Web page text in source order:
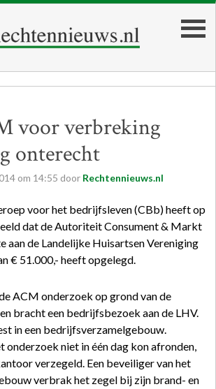
voor verbreking
onterecht
om 14:55 door Rechtennieuws.nl
voor het bedrijfsleven (CBb) heeft op
dat de Autoriteit Consument & Markt
aan de Landelijke Huisartsen Vereniging
€ 51.000,- heeft opgelegd.
ACM onderzoek op grond van de
bracht een bedrijfsbezoek aan de LHV.
in een bedrijfsverzamelgebouw.
onderzoek niet in één dag kon afronden,
verzegeld. Een beveiliger van het
verbrak het zegel bij zijn brand- en